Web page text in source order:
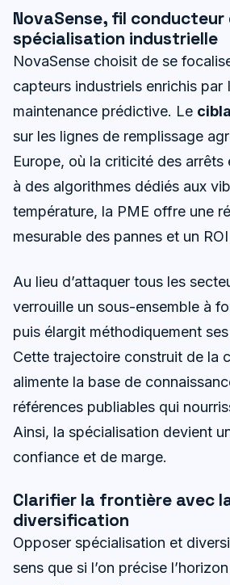
NovaSense, fil conducteur
spécialisation industrielle
NovaSense choisit de se
capteurs industriels enrichis par
maintenance prédictive. Le
sur les lignes de remplissage
Europe, où la criticité des arrêts
à des algorithmes dédiés aux
température, la PME offre une
mesurable des pannes et un
Au lieu d’attaquer tous les
verrouille un sous-ensemble à
puis élargit méthodiquement ses
Cette trajectoire construit de la
alimente la base de
références publiables qui
Ainsi, la spécialisation devient
confiance et de marge.
Clarifier la frontière avec
diversification
Opposer spécialisation et
sens que si l’on précise